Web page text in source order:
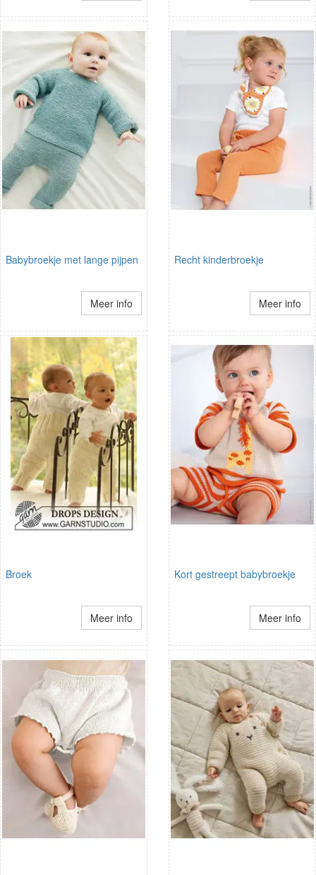
Babybroekje met lange pijpen
Meer info
Recht kinderbroekje
Meer info
Broek
Meer info
Kort gestreept babybroekje
Meer info